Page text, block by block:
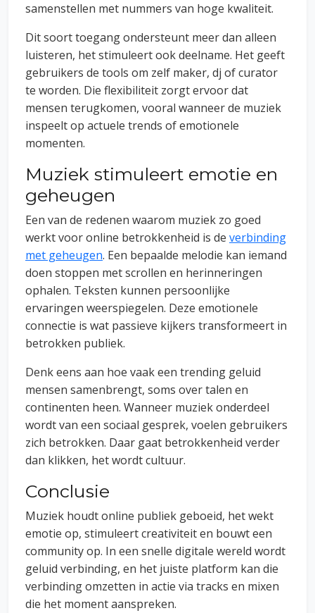
samenstellen met nummers van hoge kwaliteit.
Dit soort toegang ondersteunt meer dan alleen
luisteren, het stimuleert ook deelname. Het geeft
gebruikers de tools om zelf maker, dj of curator
te worden. Die flexibiliteit zorgt ervoor dat
mensen terugkomen, vooral wanneer de muziek
inspeelt op actuele trends of emotionele
momenten.
Muziek stimuleert emotie en
geheugen
Een van de redenen waarom muziek zo goed
werkt voor online betrokkenheid is de verbinding
met geheugen. Een bepaalde melodie kan iemand
doen stoppen met scrollen en herinneringen
ophalen. Teksten kunnen persoonlijke
ervaringen weerspiegelen. Deze emotionele
connectie is wat passieve kijkers transformeert in
betrokken publiek.
Denk eens aan hoe vaak een trending geluid
mensen samenbrengt, soms over talen en
continenten heen. Wanneer muziek onderdeel
wordt van een sociaal gesprek, voelen gebruikers
zich betrokken. Daar gaat betrokkenheid verder
dan klikken, het wordt cultuur.
Conclusie
Muziek houdt online publiek geboeid, het wekt
emotie op, stimuleert creativiteit en bouwt een
community op. In een snelle digitale wereld wordt
geluid verbinding, en het juiste platform kan die
verbinding omzetten in actie via tracks en mixen
die het moment aanspreken.